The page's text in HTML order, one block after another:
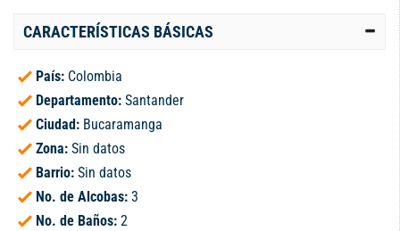
CARACTERÍSTICAS BÁSICAS
País: Colombia
Departamento: Santander
Ciudad: Bucaramanga
Zona: Sin datos
Barrio: Sin datos
No. de Alcobas: 3
No. de Baños: 2